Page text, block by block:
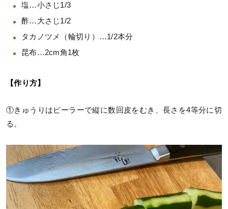
塩…小さじ1/3
酢…大さじ1/2
タカノツメ（輪切り）…1/2本分
昆布…2cm角1枚
【作り方】
①きゅうりはピーラーで縦に数回皮をむき、長さを4等分に切
る。